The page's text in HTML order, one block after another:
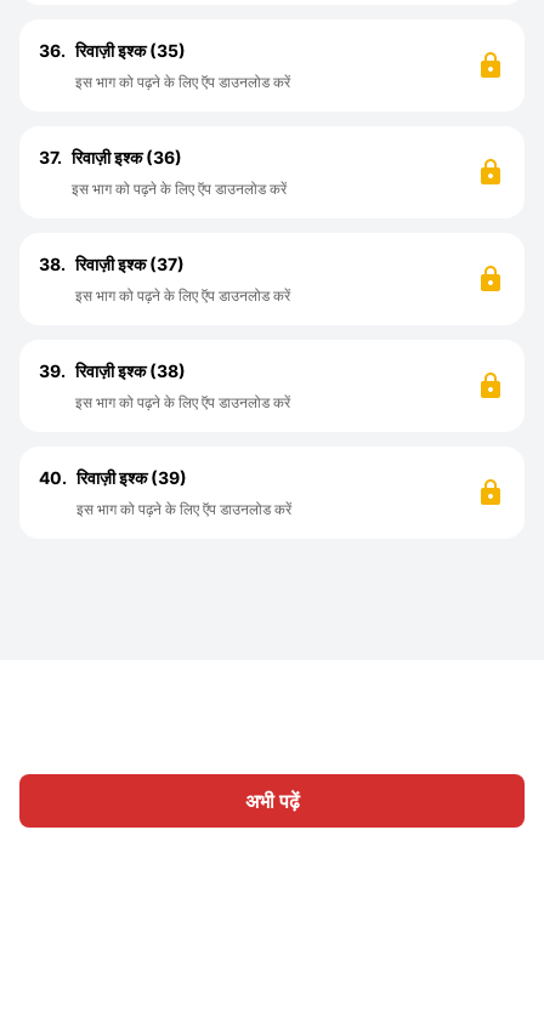
अभी पढ़ें
36. रिवाज़ी इश्क (35)
इस भाग को पढ़ने के लिए ऍप डाउनलोड करें
37. रिवाज़ी इश्क (36)
इस भाग को पढ़ने के लिए ऍप डाउनलोड करें
38. रिवाज़ी इश्क (37)
इस भाग को पढ़ने के लिए ऍप डाउनलोड करें
39. रिवाज़ी इश्क (38)
इस भाग को पढ़ने के लिए ऍप डाउनलोड करें
40. रिवाज़ी इश्क (39)
इस भाग को पढ़ने के लिए ऍप डाउनलोड करें
होम श्रेणी लिखिए लेख साइन इन